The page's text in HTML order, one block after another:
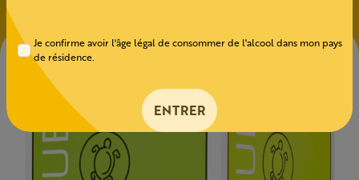
Je confirme avoir l'âge légal de consommer de l'alcool dans mon pays
de résidence.
ENTRER